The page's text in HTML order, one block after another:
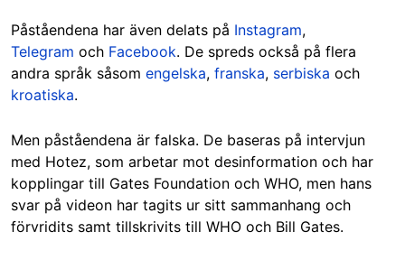
Påståendena har även delats på Instagram,
Telegram och Facebook. De spreds också på flera
andra språk såsom engelska, franska, serbiska och
kroatiska.
Men påståendena är falska. De baseras på intervjun
med Hotez, som arbetar mot desinformation och har
kopplingar till Gates Foundation och WHO, men hans
svar på videon har tagits ur sitt sammanhang och
förvridits samt tillskrivits till WHO och Bill Gates.